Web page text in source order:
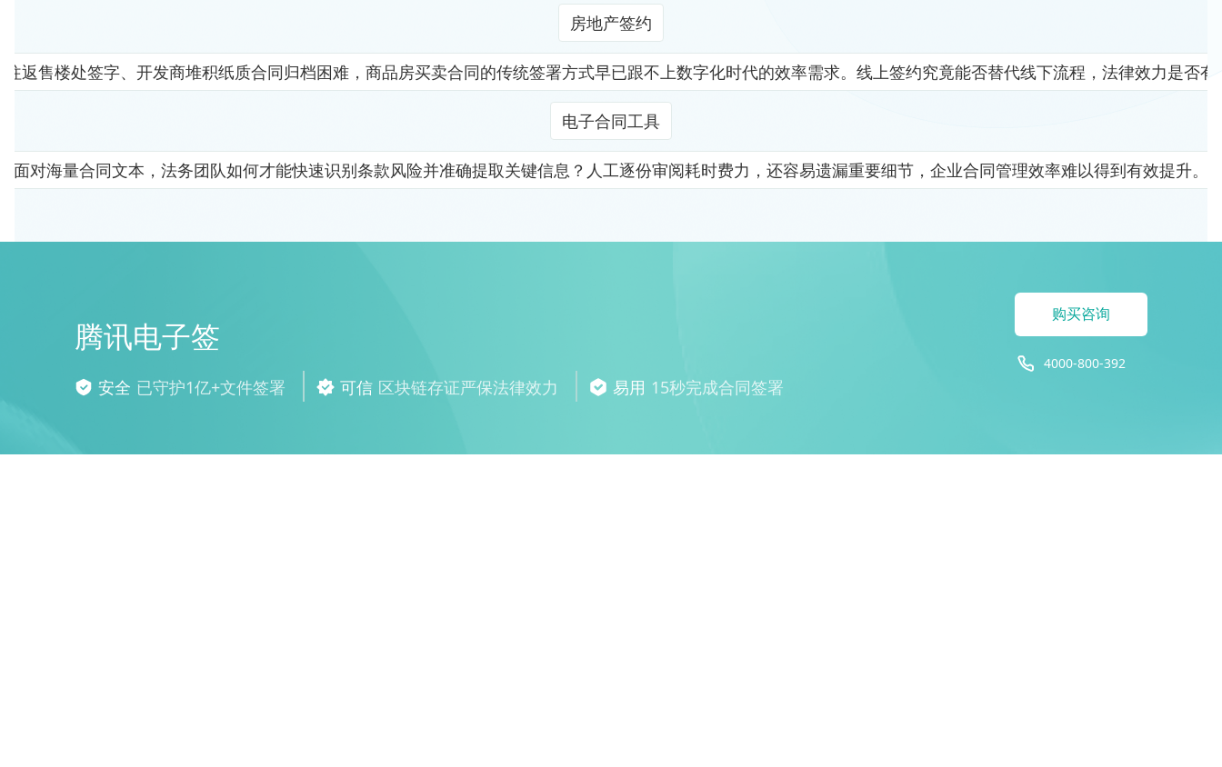
房地产签约
往返售楼处签字、开发商堆积纸质合同归档困难，商品房买卖合同的传统签署方式早已跟不上数字化时代的效率需求。线上签约究竟能否替代线下流程，法律效力是否有
电子合同工具
面对海量合同文本，法务团队如何才能快速识别条款风险并准确提取关键信息？人工逐份审阅耗时费力，还容易遗漏重要细节，企业合同管理效率难以得到有效提升。
腾讯电子签
安全 已守护1亿+文件签署 可信 区块链存证严保法律效力 易用 15秒完成合同签署
购买咨询
4000-800-392